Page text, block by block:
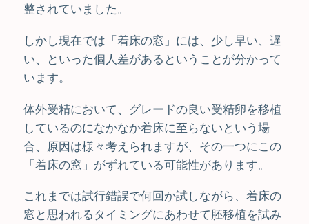
整されていました。
しかし現在では「着床の窓」には、少し早い、遅
い、といった個人差があるということが分かって
います。
体外受精において、グレードの良い受精卵を移植
しているのになかなか着床に至らないという場
合、原因は様々考えられますが、その一つにこの
「着床の窓」がずれている可能性があります。
これまでは試行錯誤で何回か試しながら、着床の
窓と思われるタイミングにあわせて胚移植を試み